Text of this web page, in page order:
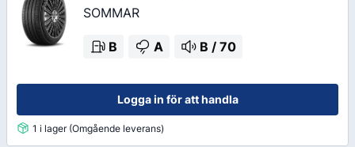
SOMMAR
B A B / 70
Logga in för att handla
1 i lager (Omgående leverans)